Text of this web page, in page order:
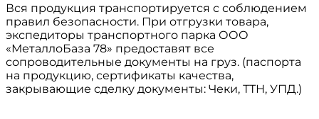
Вся продукция транспортируется с соблюдением
правил безопасности. При отгрузки товара,
экспедиторы транспортного парка ООО
«МеталлоБаза 78» предоставят все
сопроводительные документы на груз. (паспорта
на продукцию, сертификаты качества,
закрывающие сделку документы: Чеки, ТТН, УПД.)